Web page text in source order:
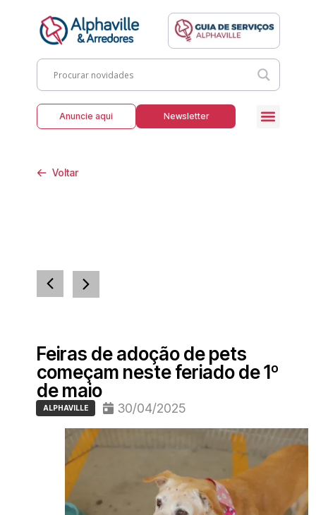
Anuncie aqui Newsletter
Voltar
Feiras de adoção de pets
começam neste feriado de 1º
de maio
ALPHAVILLE 30/04/2025